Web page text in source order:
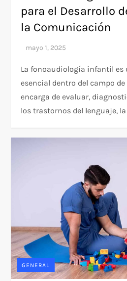
para el Desarrollo
la Comunicación
La fonoaudiología infantil es
esencial dentro del campo
encarga de evaluar,
los trastornos del lenguaje, la
GENERAL